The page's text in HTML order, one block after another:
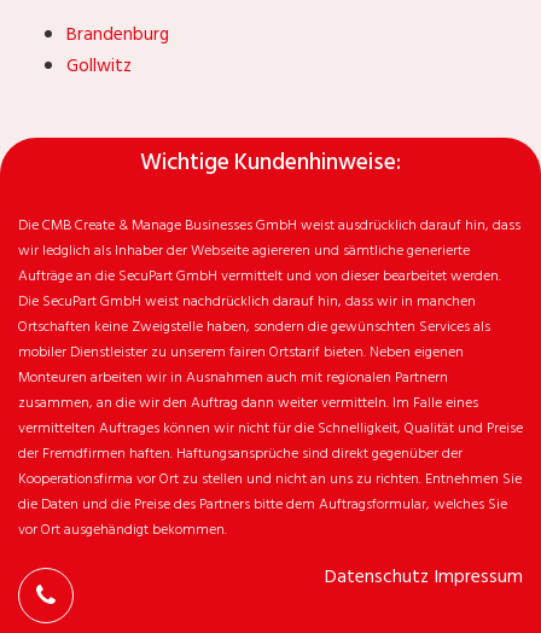
Brandenburg
Gollwitz
Wichtige Kundenhinweise:
Die CMB Create & Manage Businesses GmbH weist ausdrücklich darauf hin, dass
wir ledglich als Inhaber der Webseite agiereren und sämtliche generierte
Aufträge an die SecuPart GmbH vermittelt und von dieser bearbeitet werden.
Die SecuPart GmbH weist nachdrücklich darauf hin, dass wir in manchen
Ortschaften keine Zweigstelle haben, sondern die gewünschten Services als
mobiler Dienstleister zu unserem fairen Ortstarif bieten. Neben eigenen
Monteuren arbeiten wir in Ausnahmen auch mit regionalen Partnern
zusammen, an die wir den Auftrag dann weiter vermitteln. Im Falle eines
vermittelten Auftrages können wir nicht für die Schnelligkeit, Qualität und Preise
der Fremdfirmen haften. Haftungsansprüche sind direkt gegenüber der
Kooperationsfirma vor Ort zu stellen und nicht an uns zu richten. Entnehmen Sie
die Daten und die Preise des Partners bitte dem Auftragsformular, welches Sie
vor Ort ausgehändigt bekommen.
Datenschutz Impressum